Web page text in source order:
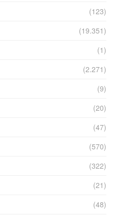
(123)
(19.351)
(1)
(2.271)
(9)
(20)
(47)
(570)
(322)
(21)
(48)